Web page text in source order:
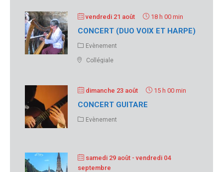
vendredi 21 août 18 h 00 min
CONCERT (DUO VOIX ET HARPE)
Collégiale
Evènement
dimanche 23 août 15 h 00 min
CONCERT GUITARE
Evènement
samedi 29 août - vendredi 04
septembre